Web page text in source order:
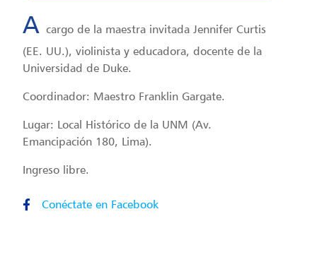
A cargo de la maestra invitada Jennifer Curtis
(EE. UU.), violinista y educadora, docente de la
Universidad de Duke.
Coordinador: Maestro Franklin Gargate.
Lugar: Local Histórico de la UNM (Av.
Emancipación 180, Lima).
Ingreso libre.
Conéctate en Facebook